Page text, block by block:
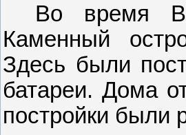
Во время
Каменный
Здесь были
батареи. Дома
постройки были